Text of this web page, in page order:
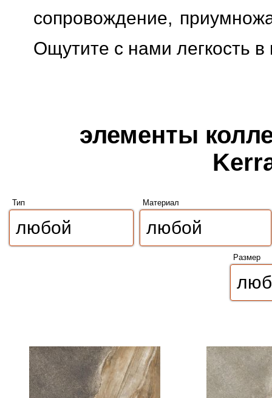
сопровождение,
Ощутите с нами легкость
элементы
Тип Материал
Размер